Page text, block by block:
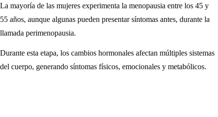
La mayoría de las mujeres experimenta la menopausia entre los 45 y
55 años, aunque algunas pueden presentar síntomas antes, durante la
llamada perimenopausia.
Durante esta etapa, los cambios hormonales afectan múltiples sistemas
del cuerpo, generando síntomas físicos, emocionales y metabólicos.